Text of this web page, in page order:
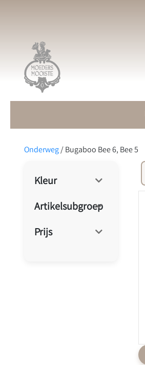
Onderweg/Bugaboo Bee 6, Bee 5
Kleur
Artikelsubgroep
Prijs